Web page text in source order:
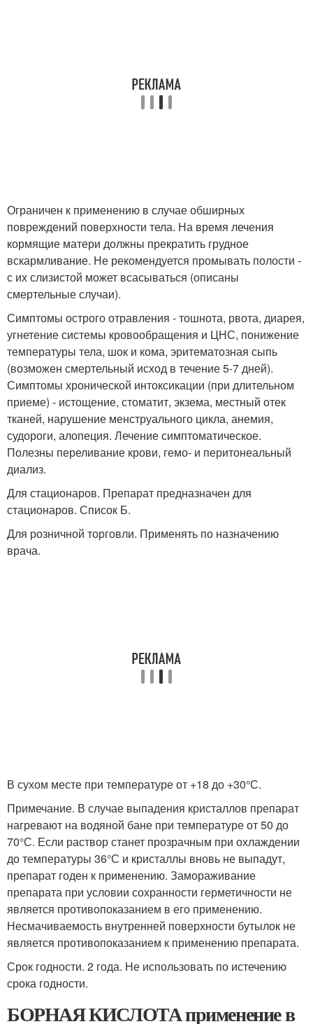
Ограничен к применению в случае обширных
повреждений поверхности тела. На время лечения
кормящие матери должны прекратить грудное
вскармливание. Не рекомендуется промывать полости -
с их слизистой может всасываться (описаны
смертельные случаи).
Симптомы острого отравления - тошнота, рвота, диарея,
угнетение системы кровообращения и ЦНС, понижение
температуры тела, шок и кома, эритематозная сыпь
(возможен смертельный исход в течение 5-7 дней).
Симптомы хронической интоксикации (при длительном
приеме) - истощение, стоматит, экзема, местный отек
тканей, нарушение менструального цикла, анемия,
судороги, алопеция. Лечение симптоматическое.
Полезны переливание крови, гемо- и перитонеальный
диализ.
Для стационаров. Препарат предназначен для
стационаров. Список Б.
Для розничной торговли. Применять по назначению
врача.
В сухом месте при температуре от +18 до +30°С.
Примечание. В случае выпадения кристаллов препарат
нагревают на водяной бане при температуре от 50 до
70°С. Если раствор станет прозрачным при охлаждении
до температуры 36°С и кристаллы вновь не выпадут,
препарат годен к применению. Замораживание
препарата при условии сохранности герметичности не
является противопоказанием в его применению.
Несмачиваемость внутренней поверхности бутылок не
является противопоказанием к применению препарата.
Срок годности. 2 года. Не использовать по истечению
срока годности.
БОРНАЯ КИСЛОТА применение в